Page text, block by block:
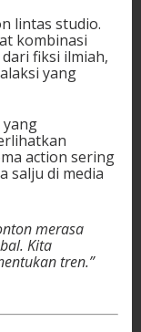
lintas studio.
kombinasi
fiksi ilmiah,
yang
yang
action sering
salju di media
merasa
Kita
tren.”